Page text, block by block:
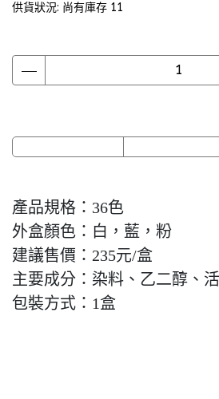
供貨狀況: 尚有庫存 11
產品規格：36色
外盒顏色：白，藍，粉
建議售價：235元/盒
主要成分：染料、乙二醇、
包裝方式：1盒